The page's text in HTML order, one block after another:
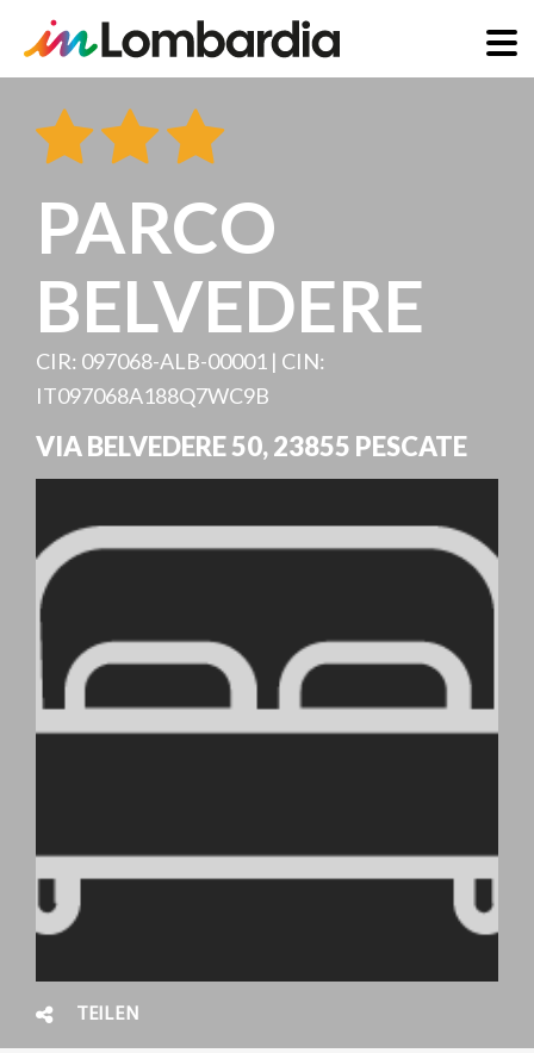
zum
Inhalt
PARCO
BELVEDERE
CIR: 097068-ALB-00001 | CIN:
IT097068A188Q7WC9B
VIA BELVEDERE 50,23855 PESCATE
TEILEN